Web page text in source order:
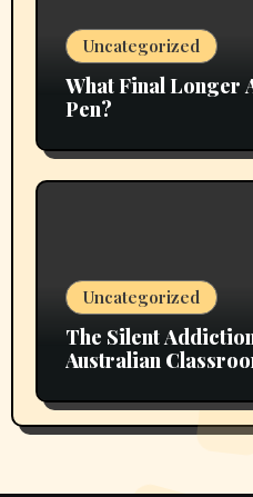
Uncategorized
What Final Longer
Pen?
Uncategorized
The Silent
Australian